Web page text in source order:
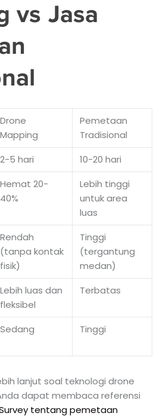
vs Jasa
Drone
Mapping
Pemetaan
Tradisional
2-5 hari
10-20 hari
Hemat 20-
40%
Lebih tinggi
untuk area
luas
Rendah
(tanpa kontak
fisik)
Tinggi
(tergantung
medan)
Lebih luas dan
fleksibel
Terbatas
Sedang Tinggi
lanjut soal teknologi drone
dapat membaca referensi
Survey tentang pemetaan